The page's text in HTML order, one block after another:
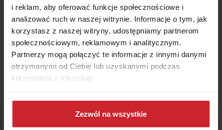
i reklam, aby oferować funkcje społecznościowe i
analizować ruch w naszej witrynie. Informacje o tym, jak
korzystasz z naszej witryny, udostępniamy partnerom
społecznościowym, reklamowym i analitycznym.
Partnerzy mogą połączyć te informacje z innymi danymi
otrzymanymi od Ciebie lub uzyskanymi podczas
korzystania z ich usług.
Dowiedz się więcej na temat tego, kim jesteśmy, jak
można się z nami skontaktować i w jaki sposób
przetwarzamy dane osobowe w ramachPolityki
Zezwól na wszystkie
#ranking